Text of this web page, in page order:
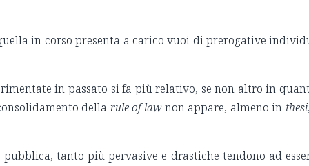
in corso presenta a carico vuoi di prerogative
in passato si fa più relativo, se non altro in
della rule of lawnon appare, almeno in thesi
tanto più pervasive e drastiche tendono ad